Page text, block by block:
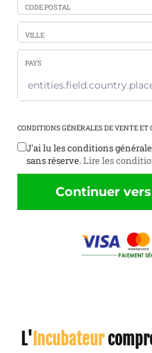
CODE POSTAL
VILLE
PAYS
CONDITIONS GÉNÉRALES DE VENTE ET
J'ai lu les conditions
sans réserve.Lire les
Continuer
L' Incubateur